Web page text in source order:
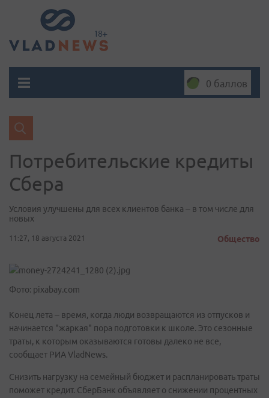
0 баллов
Потребительские кредиты
Сбера
Условия улучшены для всех клиентов банка – в том числе для
новых
11:27, 18 августа 2021 Общество
Фото: pixabay.com
Конец лета – время, когда люди возвращаются из отпусков и
начинается "жаркая" пора подготовки к школе. Это сезонные
траты, к которым оказываются готовы далеко не все,
сообщает РИА VladNews.
Снизить нагрузку на семейный бюджет и распланировать траты
поможет кредит. СберБанк объявляет о снижении процентных